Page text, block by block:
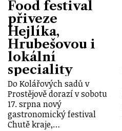
Food festival
přiveze
Hejlíka,
Hrubešovou i
lokální
speciality
Do Kolářových sadů v
Prostějově dorazí v sobotu
17. srpna nový
gastronomický festival
Chutě kraje,…